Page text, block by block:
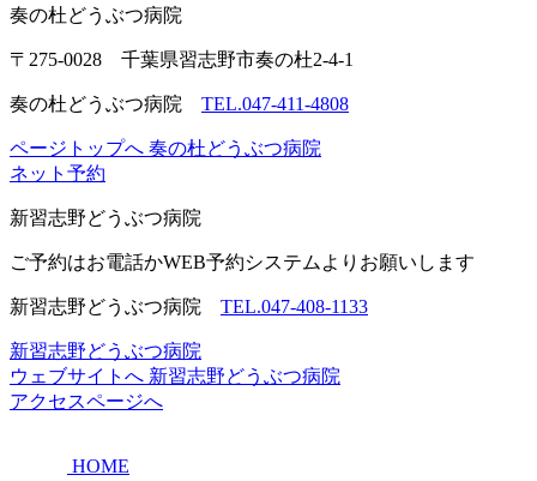
奏の杜どうぶつ病院
〒275-0028 千葉県習志野市奏の杜2-4-1
奏の杜どうぶつ病院 TEL.047-411-4808
ページトップへ 奏の杜どうぶつ病院
ネット予約
新習志野どうぶつ病院
ご予約はお電話かWEB予約システムよりお願いします
新習志野どうぶつ病院 TEL.047-408-1133
新習志野どうぶつ病院
ウェブサイトへ 新習志野どうぶつ病院
アクセスページへ
HOME